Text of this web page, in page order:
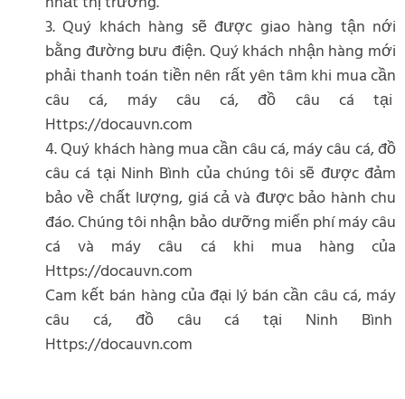
3. Quý khách hàng sẽ được giao hàng tận nới
bằng đường bưu điện. Quý khách nhận hàng mới
phải thanh toán tiền nên rất yên tâm khi mua cần
câu cá, máy câu cá, đồ câu cá tại
Https://docauvn.com
4. Quý khách hàng mua cần câu cá, máy câu cá, đồ
câu cá tại Ninh Bình của chúng tôi sẽ được đảm
bảo về chất lượng, giá cả và được bảo hành chu
đáo. Chúng tôi nhận bảo dưỡng miến phí máy câu
cá và máy câu cá khi mua hàng của
Https://docauvn.com
Cam kết bán hàng của đại lý bán cần câu cá, máy
câu cá, đồ câu cá tại Ninh Bình
Https://docauvn.com